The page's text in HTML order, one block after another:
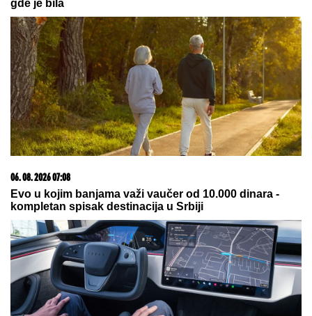
03. 08. 2026 13:23
Hibrid broj 1 koji osvaja Evropu, sada po specijalnoj
akcijskoj ceni od 19.990€ do 31.8.
09. 08. 2026 06:00
LAGANO DOLAZI: Tip predlog za "sigurica tiket" sa tri
realne kvote